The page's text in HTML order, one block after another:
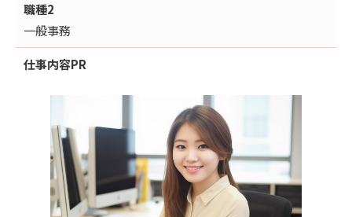
職種2
一般事務
仕事内容PR